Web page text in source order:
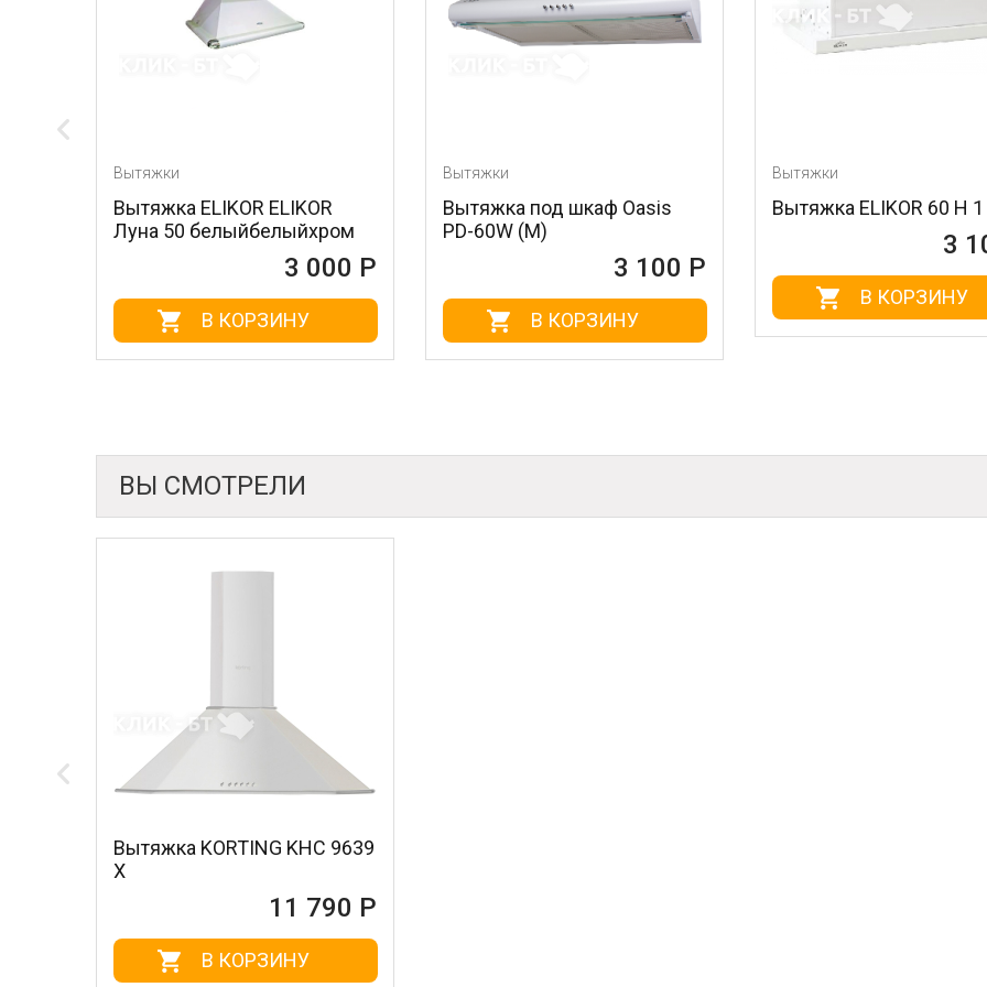
Вытяжка ELIKOR ELIKOR
Луна 50 белыйбелыйхром
3 000 Р
В КОРЗИНУ
Вытяжка под шкаф Oasis
PD-60W (М)
3 100 Р
В КОРЗИНУ
Вытяжка ELIKOR 60 Н 1 МGA
3 100 Р
В КОРЗИНУ
ВЫ СМОТРЕЛИ
Вытяжка KORTING KHC 9639
X
11 790 Р
В КОРЗИНУ